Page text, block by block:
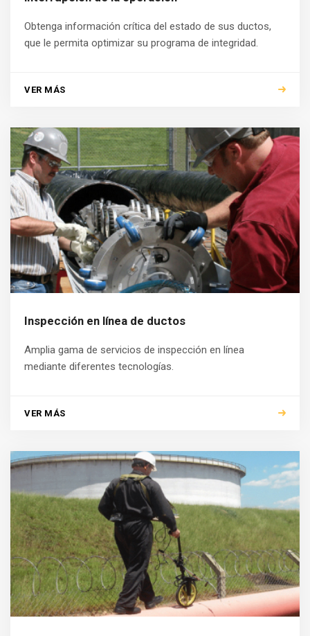
Obtenga información crítica del estado de sus ductos,
que le permita optimizar su programa de integridad.
VER MÁS
Inspección en línea de ductos
Amplia gama de servicios de inspección en línea
mediante diferentes tecnologías.
VER MÁS